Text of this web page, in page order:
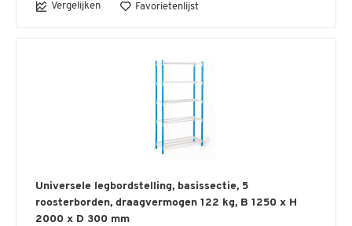
Vergelijken Favorietenlijst
Universele legbordstelling, basissectie, 5
roosterborden, draagvermogen 122 kg, B 1250 x H
2000 x D 300 mm